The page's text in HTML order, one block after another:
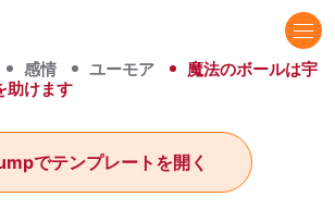
感情 ユーモア
魔法のボールは宇
助けます
でテンプレートを開く